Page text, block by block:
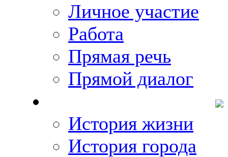
Личное участие
Работа
Прямая речь
Прямой диалог
История жизни
История города